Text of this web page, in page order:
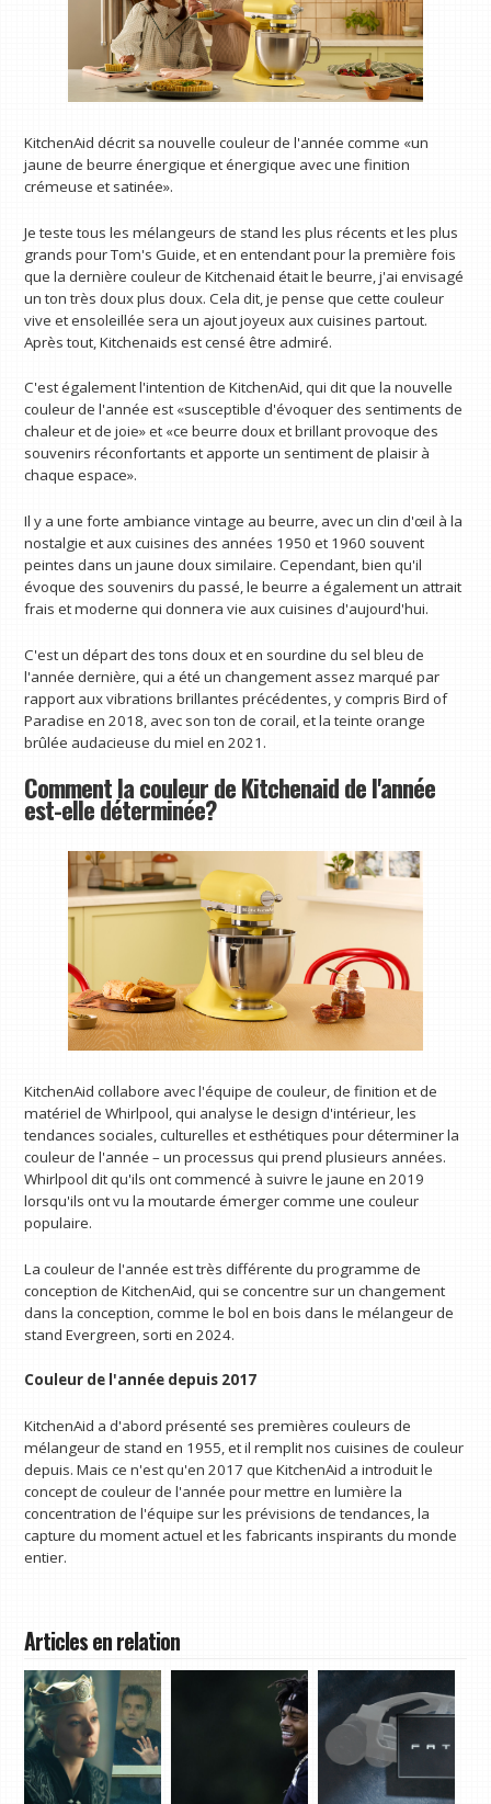
KitchenAid décrit sa nouvelle couleur de l'année comme «un
jaune de beurre énergique et énergique avec une finition
crémeuse et satinée».
Je teste tous les mélangeurs de stand les plus récents et les plus
grands pour Tom's Guide, et en entendant pour la première fois
que la dernière couleur de Kitchenaid était le beurre, j'ai envisagé
un ton très doux plus doux. Cela dit, je pense que cette couleur
vive et ensoleillée sera un ajout joyeux aux cuisines partout.
Après tout, Kitchenaids est censé être admiré.
C'est également l'intention de KitchenAid, qui dit que la nouvelle
couleur de l'année est «susceptible d'évoquer des sentiments de
chaleur et de joie» et «ce beurre doux et brillant provoque des
souvenirs réconfortants et apporte un sentiment de plaisir à
chaque espace».
Il y a une forte ambiance vintage au beurre, avec un clin d'œil à la
nostalgie et aux cuisines des années 1950 et 1960 souvent
peintes dans un jaune doux similaire. Cependant, bien qu'il
évoque des souvenirs du passé, le beurre a également un attrait
frais et moderne qui donnera vie aux cuisines d'aujourd'hui.
C'est un départ des tons doux et en sourdine du sel bleu de
l'année dernière, qui a été un changement assez marqué par
rapport aux vibrations brillantes précédentes, y compris Bird of
Paradise en 2018, avec son ton de corail, et la teinte orange
brûlée audacieuse du miel en 2021.
Comment la couleur de Kitchenaid de l'année
est-elle déterminée?
KitchenAid collabore avec l'équipe de couleur, de finition et de
matériel de Whirlpool, qui analyse le design d'intérieur, les
tendances sociales, culturelles et esthétiques pour déterminer la
couleur de l'année – un processus qui prend plusieurs années.
Whirlpool dit qu'ils ont commencé à suivre le jaune en 2019
lorsqu'ils ont vu la moutarde émerger comme une couleur
populaire.
La couleur de l'année est très différente du programme de
conception de KitchenAid, qui se concentre sur un changement
dans la conception, comme le bol en bois dans le mélangeur de
stand Evergreen, sorti en 2024.
Couleur de l'année depuis 2017
KitchenAid a d'abord présenté ses premières couleurs de
mélangeur de stand en 1955, et il remplit nos cuisines de couleur
depuis. Mais ce n'est qu'en 2017 que KitchenAid a introduit le
concept de couleur de l'année pour mettre en lumière la
concentration de l'équipe sur les prévisions de tendances, la
capture du moment actuel et les fabricants inspirants du monde
entier.
Articles en relation